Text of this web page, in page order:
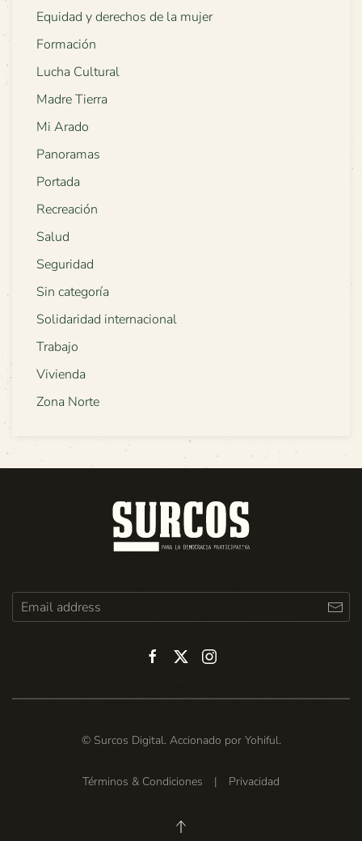
Equidad y derechos de la mujer
Formación
Lucha Cultural
Madre Tierra
Mi Arado
Panoramas
Portada
Recreación
Salud
Seguridad
Sin categoría
Solidaridad internacional
Trabajo
Vivienda
Zona Norte
© Surcos Digital. Accionado por Yohiful.
Términos & Condiciones | Privacidad